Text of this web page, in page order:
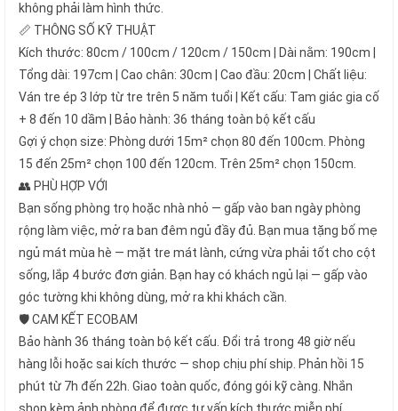
không phải làm hình thức.
📏 THÔNG SỐ KỸ THUẬT
Kích thước: 80cm / 100cm / 120cm / 150cm | Dài nằm: 190cm |
Tổng dài: 197cm | Cao chân: 30cm | Cao đầu: 20cm | Chất liệu:
Ván tre ép 3 lớp từ tre trên 5 năm tuổi | Kết cấu: Tam giác gia cố
+ 8 đến 10 dầm | Bảo hành: 36 tháng toàn bộ kết cấu
Gợi ý chọn size: Phòng dưới 15m² chọn 80 đến 100cm. Phòng
15 đến 25m² chọn 100 đến 120cm. Trên 25m² chọn 150cm.
👥 PHÙ HỢP VỚI
Bạn sống phòng trọ hoặc nhà nhỏ — gấp vào ban ngày phòng
rộng làm việc, mở ra ban đêm ngủ đầy đủ. Bạn mua tặng bố mẹ
ngủ mát mùa hè — mặt tre mát lành, cứng vừa phải tốt cho cột
sống, lắp 4 bước đơn giản. Bạn hay có khách ngủ lại — gấp vào
góc tường khi không dùng, mở ra khi khách cần.
🛡️ CAM KẾT ECOBAM
Bảo hành 36 tháng toàn bộ kết cấu. Đổi trả trong 48 giờ nếu
hàng lỗi hoặc sai kích thước — shop chịu phí ship. Phản hồi 15
phút từ 7h đến 22h. Giao toàn quốc, đóng gói kỹ càng. Nhắn